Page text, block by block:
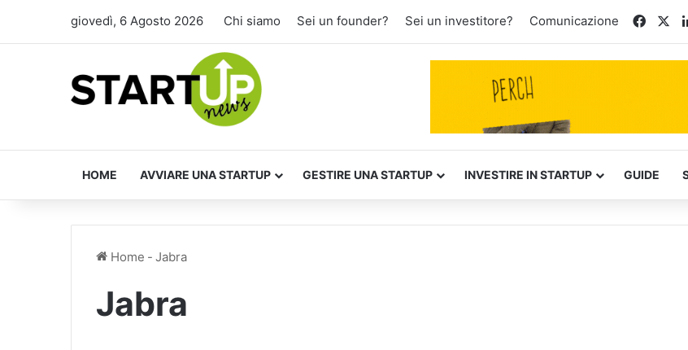
giovedì, 6 Agosto 2026 Chi siamo Sei un founder? Sei un investitore? Comunicazione
HOME AVVIARE UNA STARTUP GESTIRE UNA STARTUP INVESTIRE IN STARTUP GUIDE
Home - Jabra
Jabra